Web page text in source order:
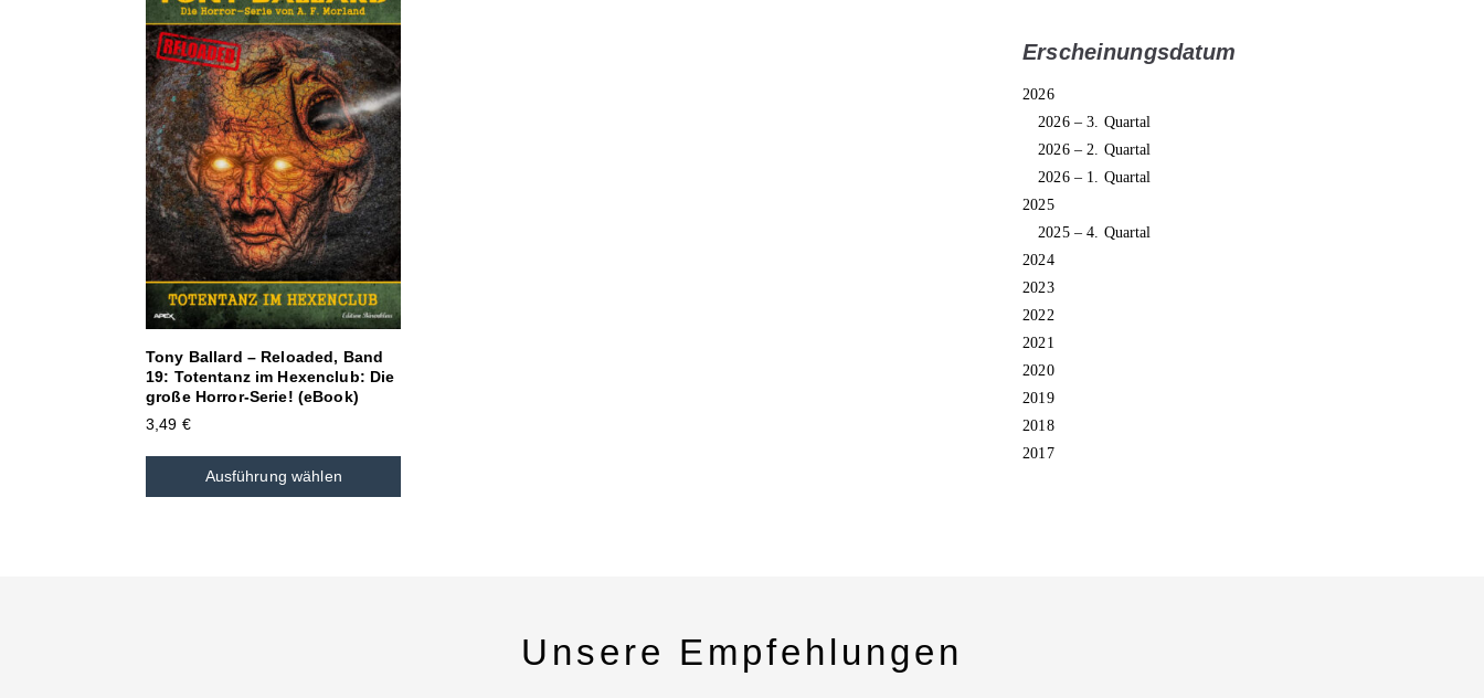
Tony Ballard – Reloaded, Band
19: Totentanz im Hexenclub: Die
große Horror-Serie! (eBook)
3,49 €
Ausführung wählen
Erscheinungsdatum
2026
2026 – 3. Quartal
2026 – 2. Quartal
2026 – 1. Quartal
2025
2025 – 4. Quartal
2024
2023
2022
2021
2020
2019
2018
2017
Unsere Empfehlungen